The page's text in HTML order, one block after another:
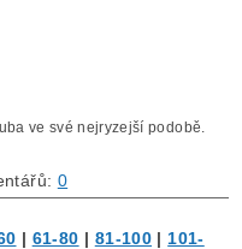
ve své nejryzejší podobě.
0
| 61-80 | 81-100 | 101-